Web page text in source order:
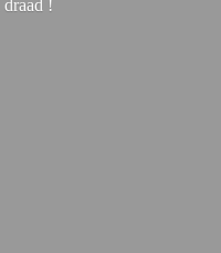
draad !